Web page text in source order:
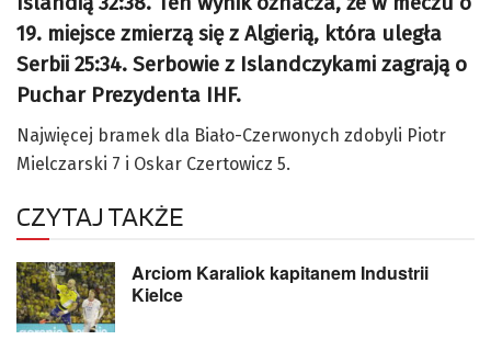
19. miejsce zmierzą się z Algierią, która uległa
Serbii 25:34. Serbowie z Islandczykami zagrają o
Puchar Prezydenta IHF.
Najwięcej bramek dla Biało-Czerwonych zdobyli Piotr
Mielczarski 7 i Oskar Czertowicz 5.
CZYTAJ TAKŻE
Arciom Karaliok kapitanem Industrii
Kielce